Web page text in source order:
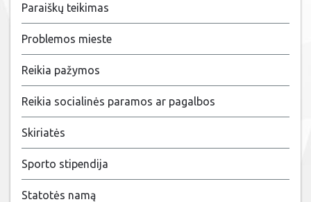
Paraiškų teikimas
Problemos mieste
Reikia pažymos
Reikia socialinės paramos ar pagalbos
Skiriatės
Sporto stipendija
Statotės namą